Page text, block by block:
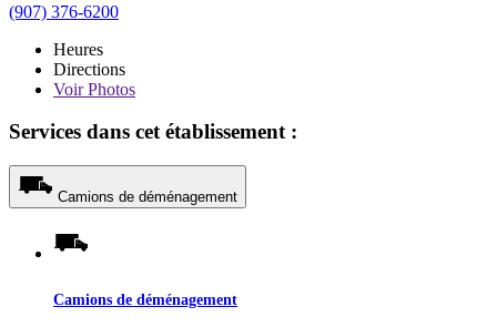
(907) 376-6200
Heures
Directions
VoirPhotos
Services dans cet établissement :
Camions de déménagement
Camions de déménagement